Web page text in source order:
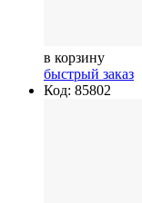
в корзину
быстрый заказ
Код: 85802